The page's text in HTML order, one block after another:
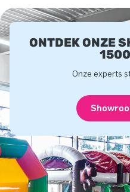
ONTDEK ONZE
Onze experts